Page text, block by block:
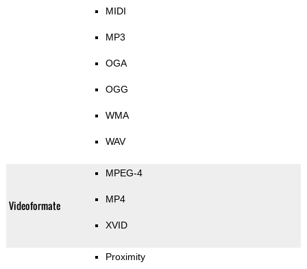
MIDI
MP3
OGA
OGG
WMA
WAV
Videoformate
MPEG-4
MP4
XVID
Proximity